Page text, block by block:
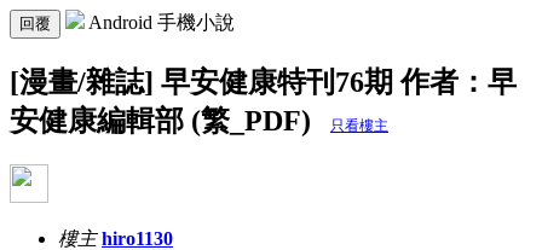
回覆 Android 手機小說
[漫畫/雜誌] 早安健康特刊76期 作者：早
安健康編輯部 (繁_PDF)
只看樓主
樓主 hiro1130